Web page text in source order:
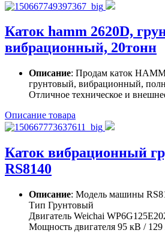
Каток hamm 2620D,
вибрационный, 20тонн
Описание: Продам каток
грунтовый, вибрационный,
Отличное техническое и
Описание товара
Каток вибрационный
RS8140
Описание: Модель машины
Тип Грунтовый
Двигатель Weichai
Мощность двигателя 95 кВ / 129